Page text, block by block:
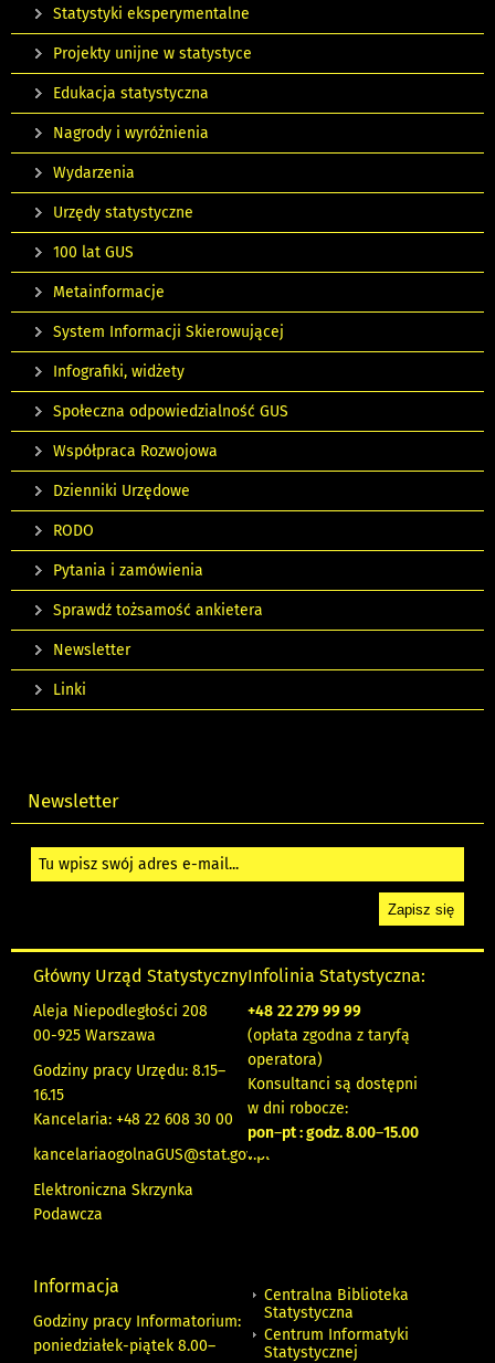
Statystyki eksperymentalne
Projekty unijne w statystyce
Edukacja statystyczna
Nagrody i wyróżnienia
Wydarzenia
Urzędy statystyczne
100 lat GUS
Metainformacje
System Informacji Skierowującej
Infografiki, widżety
Społeczna odpowiedzialność GUS
Współpraca Rozwojowa
Dzienniki Urzędowe
RODO
Pytania i zamówienia
Sprawdź tożsamość ankietera
Newsletter
Linki
Newsletter
Główny Urząd Statystyczny
Aleja Niepodległości 208
00-925 Warszawa
Godziny pracy Urzędu: 8.15–
16.15
Kancelaria: +48 22 608 30 00
kancelariaogolnaGUS@stat.gov.pl
Elektroniczna Skrzynka
Podawcza
Infolinia Statystyczna:
+48 22 279 99 99
(opłata zgodna z taryfą
operatora)
Konsultanci są dostępni
w dni robocze:
pon–pt : godz. 8.00–15.00
Informacja
Godziny pracy Informatorium:
poniedziałek-piątek 8.00–
Centralna Biblioteka
Statystyczna
Centrum Informatyki
Statystycznej